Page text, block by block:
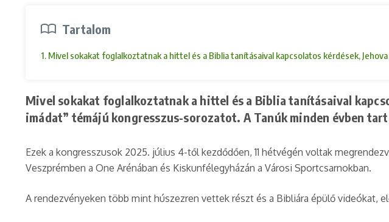
Tartalom
1. Mivel sokakat foglalkoztatnak a hittel és a Biblia tanításaival kapcsolatos kérdések,
Mivel sokakat foglalkoztatnak a hittel és a Biblia tanításaival
imádat” témájú kongresszus-sorozatot. A Tanúk minden évben
Ezek a kongresszusok 2025. július 4-től kezdődően, 11 hétvégén voltak
Veszprémben a One Arénában és Kiskunfélegyházán a Városi Sportcsarnokban.
A rendezvényeken több mint húszezren vettek részt és a Bibliára épülő videókat,